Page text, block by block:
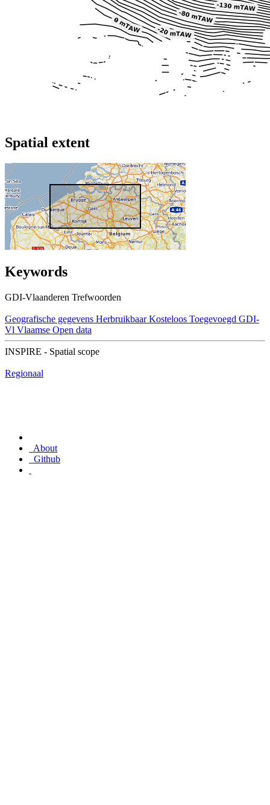
Spatial extent
Keywords
GDI-Vlaanderen Trefwoorden
Geografische gegevens Herbruikbaar Kosteloos Toegevoegd GDI-
Vl Vlaamse Open data
INSPIRE - Spatial scope
Regionaal
About
Github